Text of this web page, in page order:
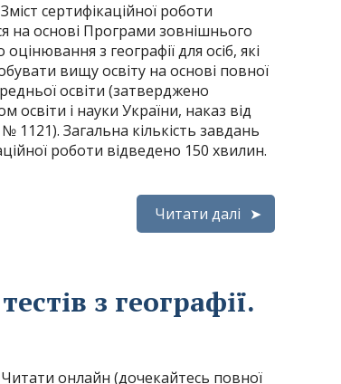
сертифікаційної роботи
на основі Програми зовнішнього
з географії для осіб, які
вищу освіту на основі повної
освіти (затверджено
освіти і науки України, наказ від
1121). Загальна кількість завдань
роботи відведено 150 хвилин.
Читати далі
з географії.
онлайн (дочекайтесь повної